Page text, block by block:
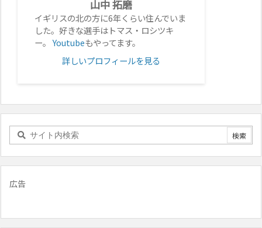
山中 拓磨
イギリスの北の方に6年くらい住んでいま
した。好きな選手はトマス・ロシツキ
ー。Youtubeもやってます。
詳しいプロフィールを見る
広告